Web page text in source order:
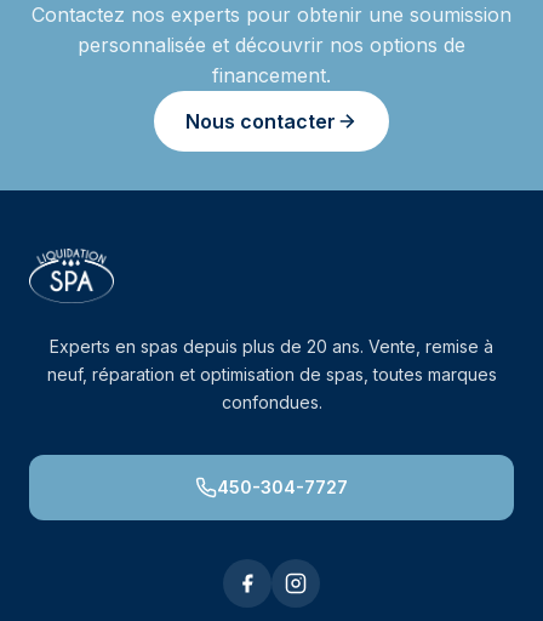
Contactez nos experts pour obtenir une soumission
personnalisée et découvrir nos options de
financement.
Nous contacter
Experts en spas depuis plus de 20 ans. Vente, remise à
neuf, réparation et optimisation de spas, toutes marques
confondues.
450-304-7727